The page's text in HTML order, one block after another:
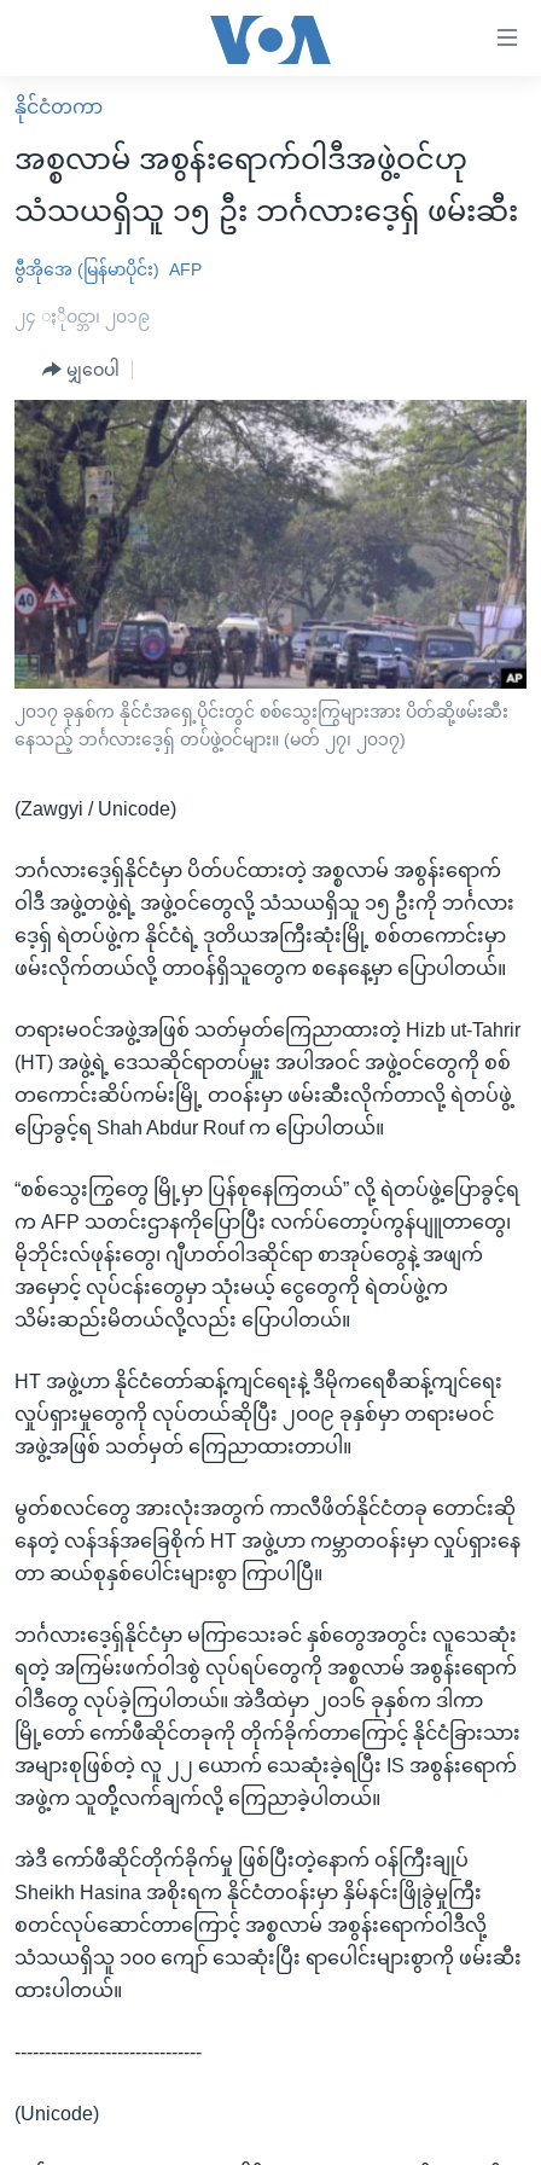
လွယ်ကူ
စေ
သည့်
များ
ပင်မ
ကျော်
ကြည့်
ရန်
ပင်မ
အ
ညွန်း
စာမျက်နှာ
ကျော်
ကြည့်
ရန်
ရန်
သို့
ကျော်
ရန်
မူလစာမျက်နှာ
မြန်မာ
ကမ္ဘာ့သတင်းများ
နိုင်ငံတကာ
အစ္စရေး-ပါလက်စတိုင်း
ဗွီဒီယို
အင်္ဂလိပ်စာလေ့လာမယ်
အမေရိကန်သုံးအီဒီယံ
မကြေးမုံရဲ့ အင်္ဂလိပ်စာ
ရုပ်ရှင်ထဲက အင်္ဂလိပ်စာ
သုတပဒေသာ အင်္ဂလိပ်စာ
အပတ်စဉ်ကဏ္ဍများ
ရေဒီယို
တီဗွီ
ရေဒီယိုနှင့်ရုပ်သံ အချက်အလက်များ
ရေဒီယို/တီဗွီအစီအစဉ်
Learning English
ဗွီအိုအေ လူမှုကွန်ယက်များ
နိုင်ငံတကာ
အစ္စလာမ် အစွန်းရောက်ဝါဒီအဖွဲ့ဝင်ဟု
သံသယရှိသူ ၁၅ ဦး ဘင်္ဂလားဒေ့ရှ် ဖမ်းဆီး
ဗွီအိုအေ (မြန်မာပိုင်း) AFP
၂၄ ႏိုဝင္ဘာ၊ ၂၀၁၉
မျှဝေပါ
၂၀၁၇ ခုနှစ်က နိုင်ငံအရှေ့ပိုင်းတွင် စစ်သွေးကြွများအား ပိတ်ဆို့ဖမ်းဆီး
နေသည့် ဘင်္ဂလားဒေ့ရှ် တပ်ဖွဲ့ဝင်များ။ (မတ် ၂၇၊ ၂၀၁၇)
(Zawgyi / Unicode)
ဘင်္ဂလားဒေ့ရှ်နိုင်ငံမှာ ပိတ်ပင်ထားတဲ့ အစ္စလာမ် အစွန်းရောက်
ဝါဒီ အဖွဲ့တဖွဲ့ရဲ့ အဖွဲ့ဝင်တွေလို့ သံသယရှိသူ ၁၅ ဦးကို ဘင်္ဂလား
ဒေ့ရှ် ရဲတပ်ဖွဲ့က နိုင်ငံရဲ့ ဒုတိယအကြီးဆုံးမြို့ စစ်တကောင်းမှာ
ဖမ်းလိုက်တယ်လို့ တာဝန်ရှိသူတွေက စနေနေ့မှာ ပြောပါတယ်။
တရားမဝင်အဖွဲ့အဖြစ် သတ်မှတ်ကြေညာထားတဲ့ Hizb ut-Tahrir
(HT) အဖွဲ့ရဲ့ ဒေသဆိုင်ရာတပ်မှူး အပါအဝင် အဖွဲ့ဝင်တွေကို စစ်
တကောင်းဆိပ်ကမ်းမြို့ တဝန်းမှာ ဖမ်းဆီးလိုက်တာလို့ ရဲတပ်ဖွဲ့
ပြောခွင့်ရ Shah Abdur Rouf က ပြောပါတယ်။
“စစ်သွေးကြွတွေ မြို့မှာ ပြန်စုနေကြတယ်” လို့ ရဲတပ်ဖွဲ့ပြောခွင့်ရ
က AFP သတင်းဌာနကိုပြောပြီး လက်ပ်တော့ပ်ကွန်ပျူတာတွေ၊
မိုဘိုင်းလ်ဖုန်းတွေ၊ ဂျီဟတ်ဝါဒဆိုင်ရာ စာအုပ်တွေနဲ့ အဖျက်
အမှောင့် လုပ်ငန်းတွေမှာ သုံးမယ့် ငွေတွေကို ရဲတပ်ဖွဲ့က
သိမ်းဆည်းမိတယ်လို့လည်း ပြောပါတယ်။
HT အဖွဲ့ဟာ နိုင်ငံတော်ဆန့်ကျင်ရေးနဲ့ ဒီမိုကရေစီဆန့်ကျင်ရေး
လှုပ်ရှားမှုတွေကို လုပ်တယ်ဆိုပြီး ၂၀၀၉ ခုနှစ်မှာ တရားမဝင်
အဖွဲ့အဖြစ် သတ်မှတ် ကြေညာထားတာပါ။
မွတ်စလင်တွေ အားလုံးအတွက် ကာလီဖိတ်နိုင်ငံတခု တောင်းဆို
နေတဲ့ လန်ဒန်အခြေစိုက် HT အဖွဲ့ဟာ ကမ္ဘာတဝန်းမှာ လှုပ်ရှားနေ
တာ ဆယ်စုနှစ်ပေါင်းများစွာ ကြာပါပြီ။
ဘင်္ဂလားဒေ့ရှ်နိုင်ငံမှာ မကြာသေးခင် နှစ်တွေအတွင်း လူသေဆုံး
ရတဲ့ အကြမ်းဖက်ဝါဒစွဲ လုပ်ရပ်တွေကို အစ္စလာမ် အစွန်းရောက်
ဝါဒီတွေ လုပ်ခဲ့ကြပါတယ်။ အဲဒီထဲမှာ ၂၀၁၆ ခုနှစ်က ဒါကာ
မြို့တော် ကော်ဖီဆိုင်တခုကို တိုက်ခိုက်တာကြောင့် နိုင်ငံခြားသား
အများစုဖြစ်တဲ့ လူ ၂၂ ယောက် သေဆုံးခဲ့ရပြီး IS အစွန်းရောက်
အဖွဲ့က သူတို့်လက်ချက်လို့ ကြေညာခဲ့ပါတယ်။
အဲဒီ ကော်ဖီဆိုင်တိုက်ခိုက်မှု ဖြစ်ပြီးတဲ့နောက် ဝန်ကြီးချုပ်
Sheikh Hasina အစိုးရက နိုင်ငံတဝန်းမှာ နှိမ်နင်းဖြိုခွဲမှုကြီး
စတင်လုပ်ဆောင်တာကြောင့် အစ္စလာမ် အစွန်းရောက်ဝါဒီလို့
သံသယရှိသူ ၁၀၀ ကျော် သေဆုံးပြီး ရာပေါင်းများစွာကို ဖမ်းဆီး
ထားပါတယ်။
-------------------------------
(Unicode)